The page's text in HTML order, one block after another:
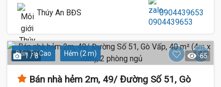
Thúy An BĐS 0904439653
Dân Trí Cao Hẻm (2 m)
1 / 8 65
Bán nhà hẻm 2m, 49/ Đường Số 51, Gò